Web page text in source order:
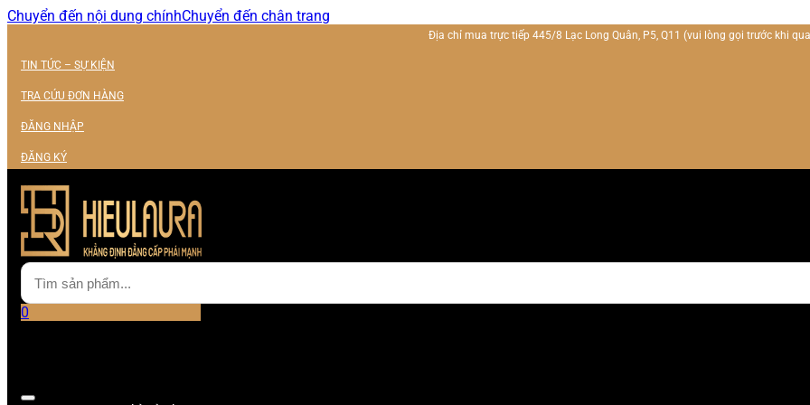
Chuyển đến nội dung chínhChuyển đến chân trang
Địa chỉ mua trực tiếp 445/8 Lạc Long Quân, P5, Q11 (vui lòng gọi trước khi
TIN TỨC – SỰ KIỆN
TRA CỨU ĐƠN HÀNG
ĐĂNG NHẬP
ĐĂNG KÝ
0